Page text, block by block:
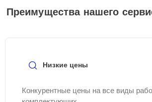
материалов необходимо уточнять со
службы заботы о клиентах. Для
сайте Samsung-Remont-Center.
Преимущества нашего
Низкие цены
Конкурентные цены на все виды